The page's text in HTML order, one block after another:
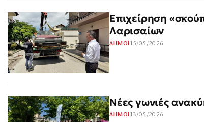
Επιχείρηση
Λαρισαίων
ΔΗΜΟΙ 15/05/2026
Νέες γωνιές
ΔΗΜΟΙ 13/05/2026